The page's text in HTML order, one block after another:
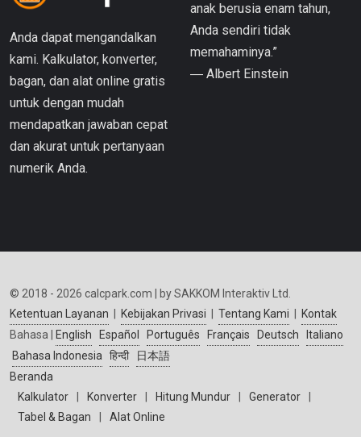
Anda dapat mengandalkan
kami. Kalkulator, konverter,
bagan, dan alat online gratis
untuk dengan mudah
mendapatkan jawaban cepat
dan akurat untuk pertanyaan
numerik Anda.
anak berusia enam tahun,
Anda sendiri tidak
memahaminya.”
― Albert Einstein
© 2018 - 2026 calcpark.com | by SAKKOM Interaktiv Ltd.
Ketentuan Layanan
Kebijakan Privasi Tentang Kami
Kontak
Bahasa |
English Español Português Français Deutsch
Italiano
Bahasa Indonesia
हिन्दी
日本語
Beranda
Kalkulator
Konverter Hitung Mundur Generator
Tabel & Bagan
Alat Online